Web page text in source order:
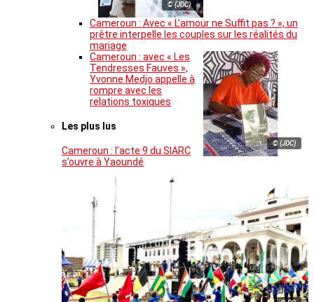
© (JDC)
Cameroun : Avec « L’amour ne Suffit pas ? », un
prêtre interpelle les couples sur les réalités du
mariage
© (JDC)
Cameroun : avec « Les
Tendresses Fauves »,
Yvonne Medjo appelle à
rompre avec les
relations toxiques
Les plus lus
Cameroun : l’acte 9 du SIARC
s’ouvre à Yaoundé